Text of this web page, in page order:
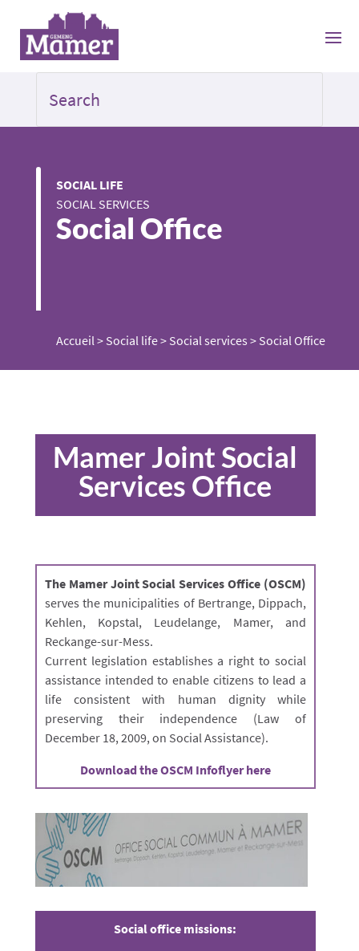
SOCIAL LIFE
SOCIAL SERVICES
Social Office
Accueil> Social life> Social services > Social Office
Mamer Joint Social
Services Office
The Mamer Joint Social Services Office (OSCM)
serves the municipalities of Bertrange, Dippach,
Kehlen, Kopstal, Leudelange, Mamer, and
Reckange-sur-Mess.
Current legislation establishes a right to social
assistance intended to enable citizens to lead a
life consistent with human dignity while
preserving their independence (Law of
December 18, 2009, on Social Assistance).
Download the OSCM Infoflyer here
Social office missions: